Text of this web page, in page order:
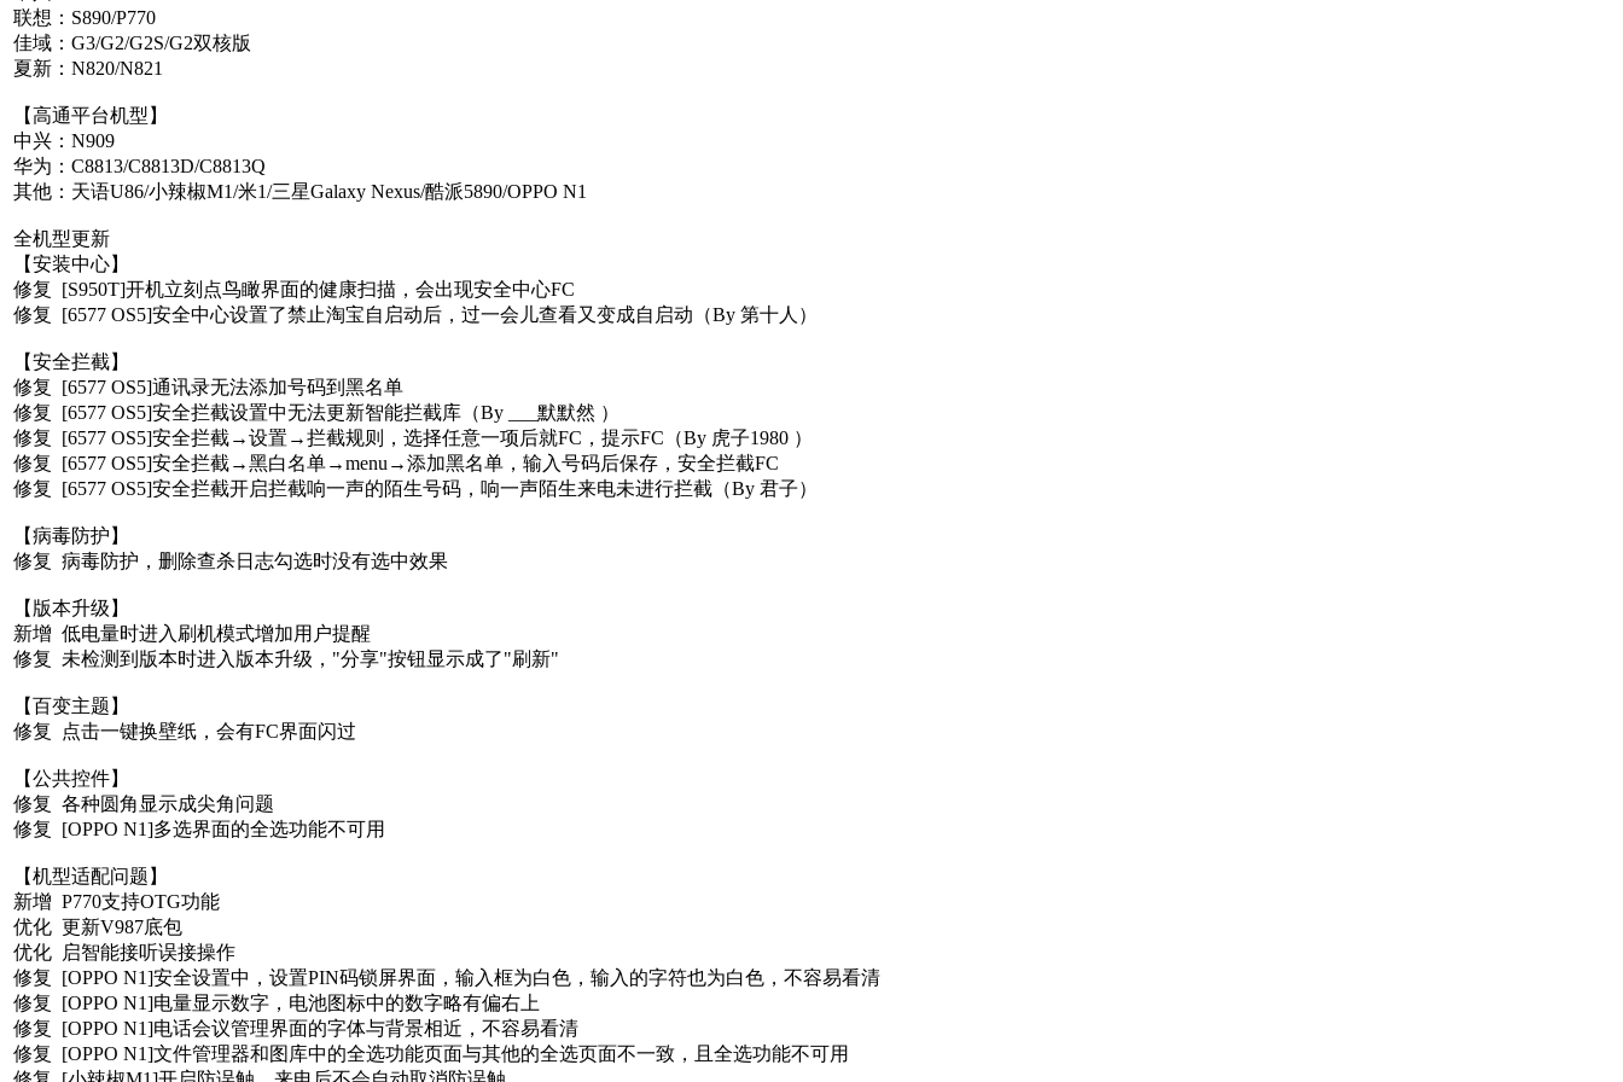
联想：S890/P770
佳域：G3/G2/G2S/G2双核版
夏新：N820/N821
【高通平台机型】
中兴：N909
华为：C8813/C8813D/C8813Q
其他：天语U86/小辣椒M1/米1/三星Galaxy Nexus/酷派5890/OPPO N1
全机型更新
【安装中心】
修复 [S950T]开机立刻点鸟瞰界面的健康扫描，会出现安全中心FC
修复 [6577 OS5]安全中心设置了禁止淘宝自启动后，过一会儿查看又变成自启动（By 第十人）
【安全拦截】
修复 [6577 OS5]通讯录无法添加号码到黑名单
修复 [6577 OS5]安全拦截设置中无法更新智能拦截库（By ___默默然 ）
修复 [6577 OS5]安全拦截→设置→拦截规则，选择任意一项后就FC，提示FC（By 虎子1980 ）
修复 [6577 OS5]安全拦截→黑白名单→menu→添加黑名单，输入号码后保存，安全拦截FC
修复 [6577 OS5]安全拦截开启拦截响一声的陌生号码，响一声陌生来电未进行拦截（By 君子）
【病毒防护】
修复 病毒防护，删除查杀日志勾选时没有选中效果
【版本升级】
新增 低电量时进入刷机模式增加用户提醒
修复 未检测到版本时进入版本升级，"分享"按钮显示成了"刷新"
【百变主题】
修复 点击一键换壁纸，会有FC界面闪过
【公共控件】
修复 各种圆角显示成尖角问题
修复 [OPPO N1]多选界面的全选功能不可用
【机型适配问题】
新增 P770支持OTG功能
优化 更新V987底包
优化 启智能接听误接操作
修复 [OPPO N1]安全设置中，设置PIN码锁屏界面，输入框为白色，输入的字符也为白色，不容易看清
修复 [OPPO N1]电量显示数字，电池图标中的数字略有偏右上
修复 [OPPO N1]电话会议管理界面的字体与背景相近，不容易看清
修复 [OPPO N1]文件管理器和图库中的全选功能页面与其他的全选页面不一致，且全选功能不可用